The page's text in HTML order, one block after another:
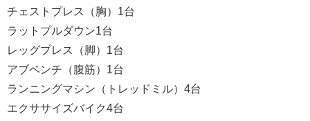
チェストプレス（胸）1台
ラットプルダウン1台
レッグプレス（脚）1台
アブベンチ（腹筋）1台
ランニングマシン（トレッドミル）4台
エクササイズバイク4台